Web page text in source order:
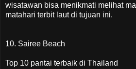
wisatawan bisa menikmati melihat
matahari terbit laut di tujuan ini.
10. Sairee Beach
Top 10 pantai terbaik di Thailand